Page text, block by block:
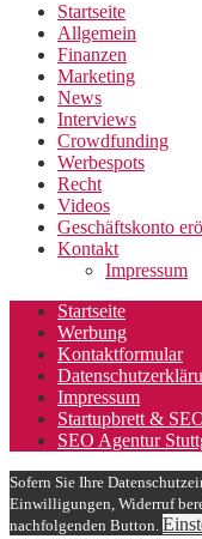
Startseite
Allgemein
Finanzen
Marketing
News
Interviews
Crowdfunding
Werbespots
Recht
Videos
Geschäftskonto
Kontakt
Impressum
Startseite
Werbung
Kontaktformular
Impressum
Startupbrett &
SEO Agentur
Sofern Sie Ihre
Einwilligungen, Widerruf
nachfolgenden Button.